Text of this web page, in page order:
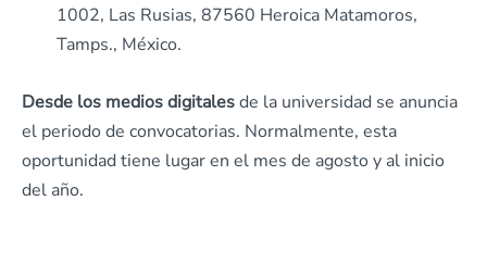
1002, Las Rusias, 87560 Heroica Matamoros,
Tamps., México.
Desde los medios digitalesde la universidad se anuncia
el periodo de convocatorias. Normalmente, esta
oportunidad tiene lugar en el mes de agosto y al inicio
del año.